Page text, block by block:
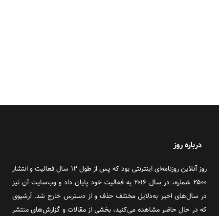
درباره روز
روز آنلاین روزنامه‌ای اینترنتی بود که پس از طول ۱۲ سال فعالیت و انتشار
۲۵۰۰ شماره، در سال ۲۰۱۶ به فعالیت خود پایان داد و وب‌سایت آن نیز
در سال‌های اخیر به‌دلایل مختلف حذف و از دسترس خارج شد. آرشیوی
که در حال حاضر مشاهده می‌کنید، بخشی از مقالات و گزارش‌های منتشر